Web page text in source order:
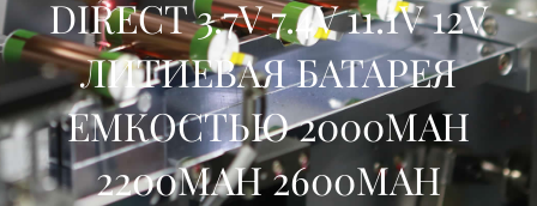
DIRECT 3.7V 7.4V 11.1V 12V
ЛИТИЕВАЯ БАТАРЕЯ
ЕМКОСТЬЮ 2000MAH
2200MAH 2600MAH